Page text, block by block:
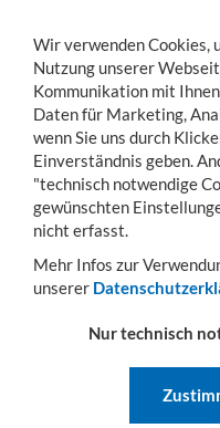
Toggle
navigation
MENÜ
Sie sind hier: Arbeitssicherheit
HEBEROLLE
Wir verwenden Cookies,
Nutzung unserer
Kommunikation mit
Daten für Marketing,
wenn Sie uns durch
Einverständnis geben.
"technisch notwendige
gewünschten
nicht erfasst.
Mehr Infos zur
unserer
Nur technisch